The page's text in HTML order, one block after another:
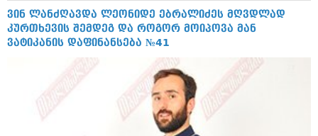
არქივი
აგვისტო 2018 (162)
ივლისი 2018 (223)
ივნისი 2018 (244)
თებერვალი 2018 (208)
სექტემბერი 2020 (204)
აგვისტო 2020 (249)
ივლისი 2020 (204)
ვინ ლანძღავდა ლეონიდე ებრალიძეს მღვდლად
კურთხევის შემდეგ და როგორ მოიპოვა მან
ვატიკანის დაფინანსება №41